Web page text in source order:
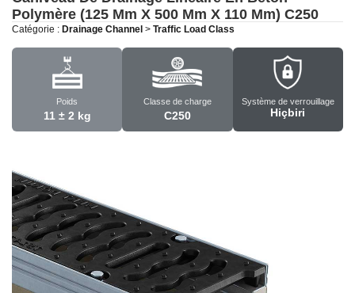
Polymère (125 Mm X 500 Mm X 110 Mm) C250
Catégorie : Drainage Channel > Traffic Load Class
Poids
11 ± 2 kg
Classe de charge
C250
Système de verrouillage
Hiçbiri